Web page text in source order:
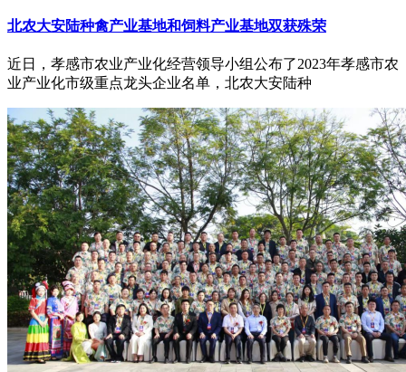
北农大安陆种禽产业基地和饲料产业基地双获殊荣
近日，孝感市农业产业化经营领导小组公布了2023年孝感市农
业产业化市级重点龙头企业名单，北农大安陆种